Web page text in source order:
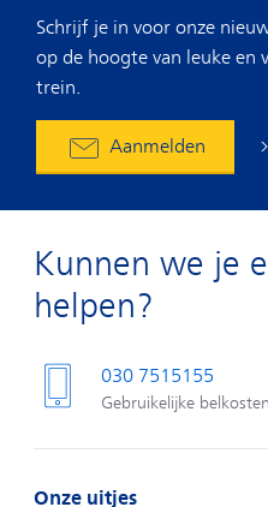
Schrijf je in voor onze
op de hoogte van leuke en
trein.
Aanmelden
Kunnen we je
helpen?
030 7515155
Gebruikelijke belkosten
Onze uitjes